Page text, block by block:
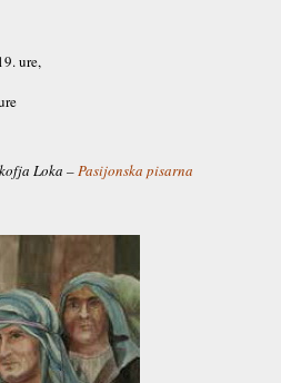
ure,
Loka –Pasijonska pisarna